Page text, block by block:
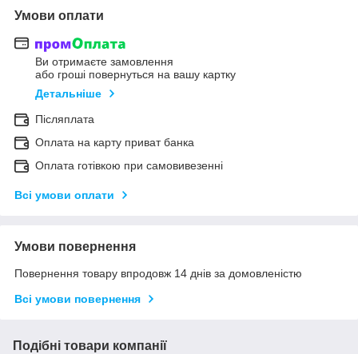
Умови оплати
Ви отримаєте замовлення
або гроші повернуться на вашу картку
Детальніше
Післяплата
Оплата на карту приват банка
Оплата готівкою при самовивезенні
Всі умови оплати
Умови повернення
Повернення товару впродовж 14 днів за домовленістю
Всі умови повернення
Подібні товари компанії